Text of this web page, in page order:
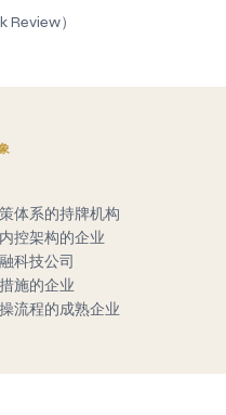
）
体系的持牌机构
控架构的企业
科技公司
施的企业
流程的成熟企业